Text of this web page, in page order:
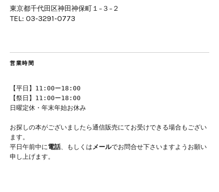
東京都千代田区神田神保町１−３−２
TEL: 03-3291-0773
営業時間
【平日】11:00ー18:00
【祭日】11:00ー18:00
日曜定休・年末年始お休み
お探しの本がございましたら通信販売にてお受けできる場合もござい
ます。
平日午前中に電話、もしくはメールでお問合せ下さいますようお願い
申し上げます。